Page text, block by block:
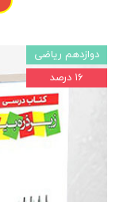
دوازدهم ریاضی
۱۶ درصد